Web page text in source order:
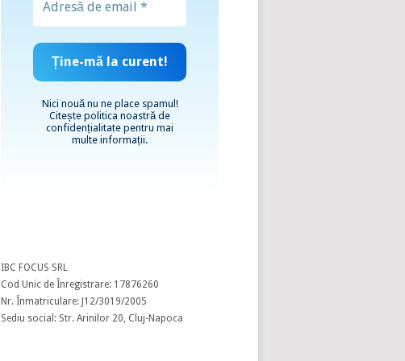
Nici nouă nu ne place spamul!
Citește politica noastră de
confidențialitate pentru mai
multe informații.
IBC FOCUS SRL
Cod Unic de Înregistrare: 17876260
Nr. Înmatriculare: J12/3019/2005
Sediu social: Str. Arinilor 20, Cluj-Napoca